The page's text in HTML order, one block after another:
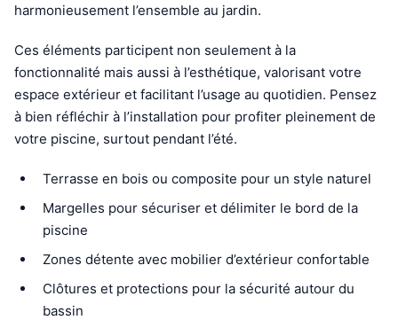
harmonieusement l’ensemble au jardin.
Ces éléments participent non seulement à la
fonctionnalité mais aussi à l’esthétique, valorisant votre
espace extérieur et facilitant l’usage au quotidien. Pensez
à bien réfléchir à l’installation pour profiter pleinement de
votre piscine, surtout pendant l’été.
Terrasse en bois ou composite pour un style naturel
Margelles pour sécuriser et délimiter le bord de la
piscine
Zones détente avec mobilier d’extérieur confortable
Clôtures et protections pour la sécurité autour du
bassin